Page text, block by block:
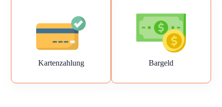
Kartenzahlung Bargeld